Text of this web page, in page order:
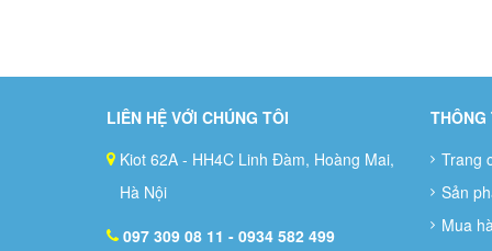
LIÊN HỆ VỚI CHÚNG TÔI
Kiot 62A - HH4C Linh Đàm, Hoàng Mai,
Hà Nội
097 309 08 11 - 0934 582 499
THÔNG
Trang
Sản
Mua